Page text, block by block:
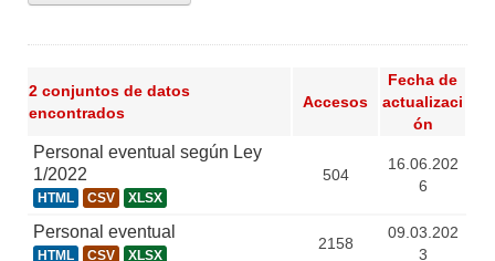
2 conjuntos de datos
encontrados
Accesos
Fecha de
actualizaci
ón
Personal eventual según Ley
1/2022
HTML CSV XLSX
504
16.06.202
6
Personal eventual
HTML CSV XLSX
2158
09.03.202
3